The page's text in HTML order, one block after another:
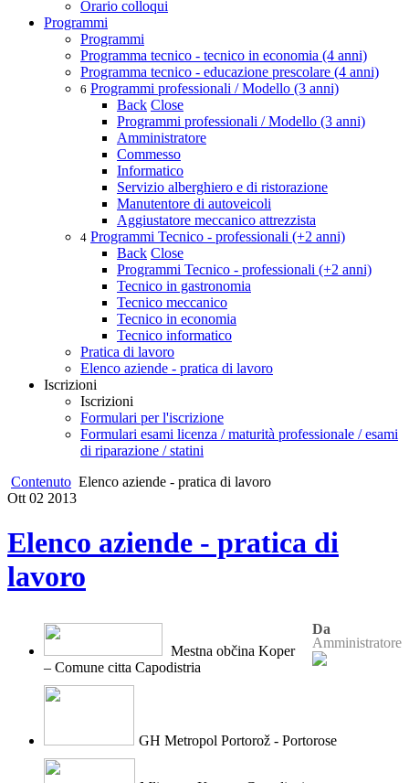
Orario colloqui
Programmi
Programmi
Programma tecnico - tecnico in economia (4 anni)
Programma tecnico - educazione prescolare (4 anni)
6 Programmi professionali / Modello (3 anni)
Back Close
Programmi professionali / Modello (3 anni)
Amministratore
Commesso
Informatico
Servizio alberghiero e di ristorazione
Manutentore di autoveicoli
Aggiustatore meccanico attrezzista
4 Programmi Tecnico - professionali (+2 anni)
Back Close
Programmi Tecnico - professionali (+2 anni)
Tecnico in gastronomia
Tecnico meccanico
Tecnico in economia
Tecnico informatico
Pratica di lavoro
Elenco aziende - pratica di lavoro
Iscrizioni
Iscrizioni
Formulari per l'iscrizione
Formulari esami licenza / maturità professionale / esami
di riparazione / statini
Contenuto Elenco aziende - pratica di lavoro
Ott 02 2013
Elenco aziende - pratica di
lavoro
Da
Amministratore
Mestna občina Koper
– Comune citta Capodistria
GH Metropol Portorož - Portorose